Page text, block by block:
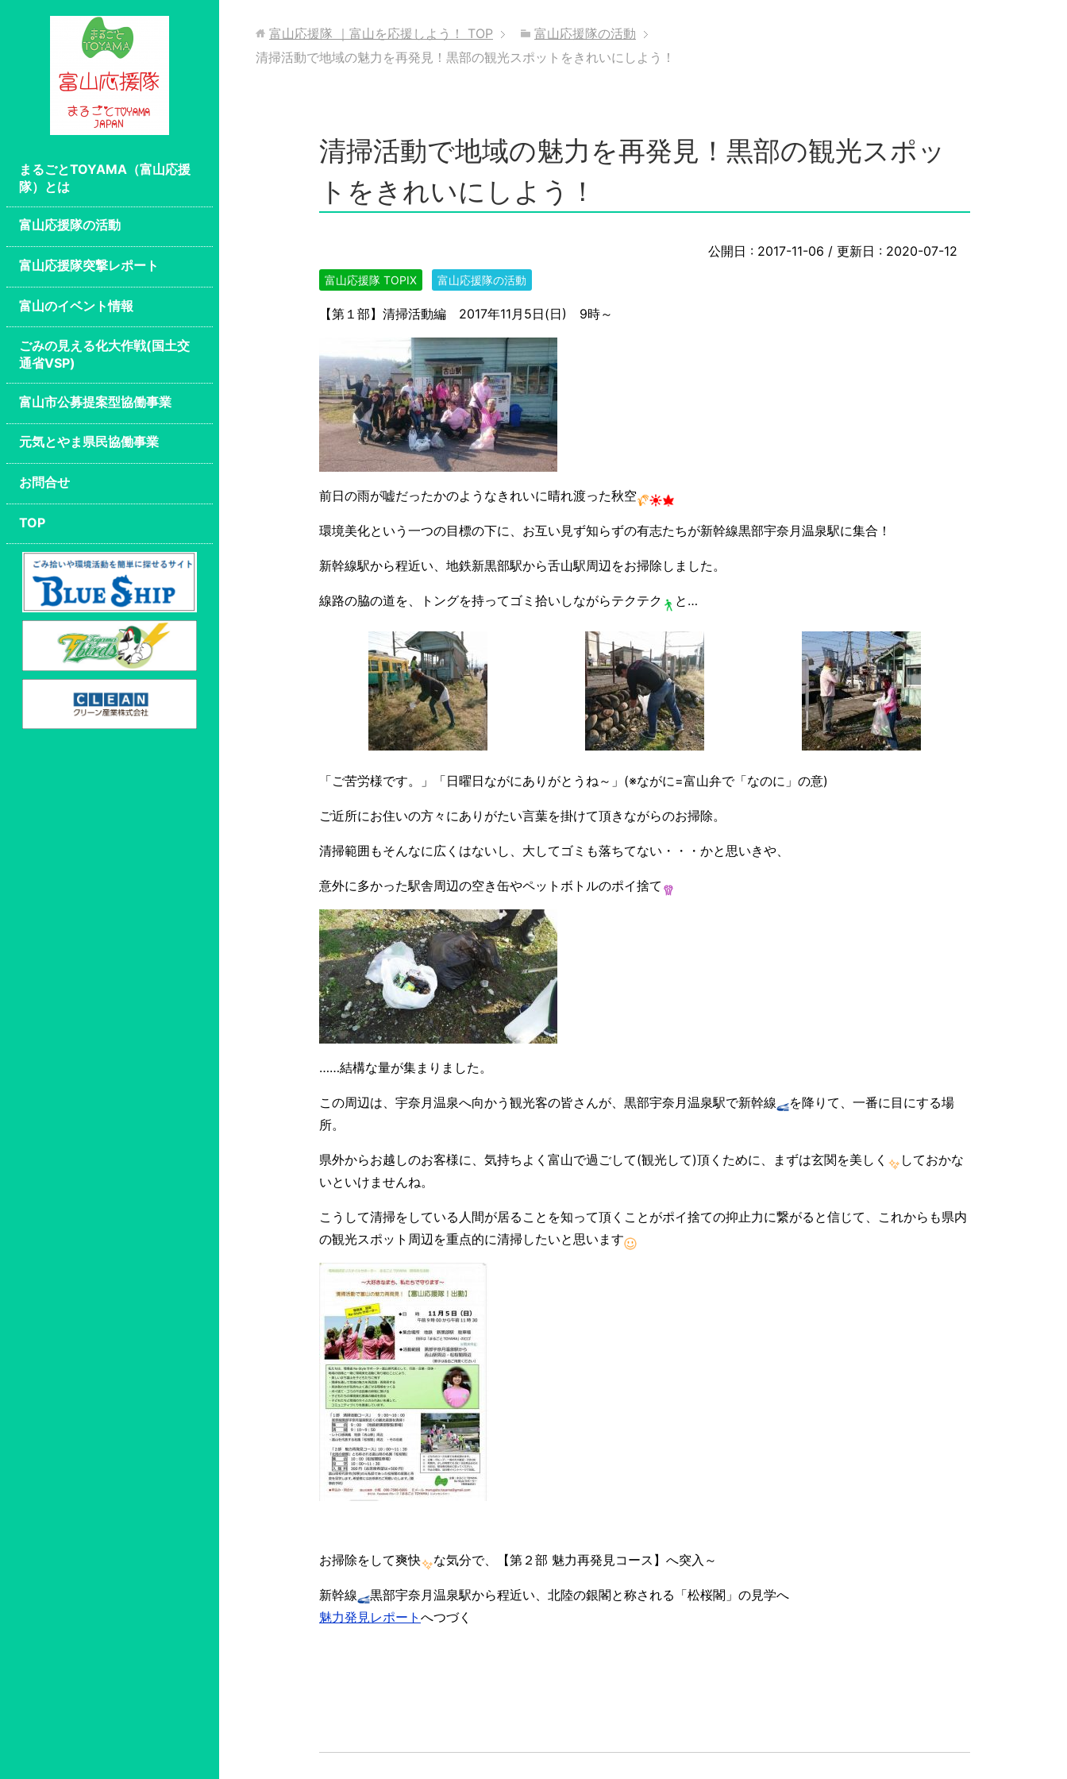
まるごとTOYAMA（富山応援
隊）とは
富山応援隊の活動
富山応援隊突撃レポート
富山のイベント情報
ごみの見える化大作戦(国土交
通省VSP)
富山市公募提案型協働事業
元気とやま県民協働事業
お問合せ
TOP
富山応援隊 ｜富山を応援しよう！ TOP
富山応援隊の活動
清掃活動で地域の魅力を再発見！黒部の観光スポットをきれいにしよう！
清掃活動で地域の魅力を再発見！黒部の観光スポッ
トをきれいにしよう！
公開日 : 2017-11-06 / 更新日 : 2020-07-12
富山応援隊 TOPIX 富山応援隊の活動
【第１部】清掃活動編 2017年11月5日(日) 9時～
前日の雨が嘘だったかのようなきれいに晴れ渡った秋空
環境美化という一つの目標の下に、お互い見ず知らずの有志たちが新幹線黒部宇奈月温泉駅に集合！
新幹線駅から程近い、地鉄新黒部駅から舌山駅周辺をお掃除しました。
線路の脇の道を、トングを持ってゴミ拾いしながらテクテク と…
「ご苦労様です。」「日曜日ながにありがとうね～」(※ながに=富山弁で「なのに」の意)
ご近所にお住いの方々にありがたい言葉を掛けて頂きながらのお掃除。
清掃範囲もそんなに広くはないし、大してゴミも落ちてない・・・かと思いきや、
意外に多かった駅舎周辺の空き缶やペットボトルのポイ捨て
……結構な量が集まりました。
この周辺は、宇奈月温泉へ向かう観光客の皆さんが、黒部宇奈月温泉駅で新幹線
を降りて、一番に目にする場
所。
県外からお越しのお客様に、気持ちよく富山で過ごして(観光して)頂くために、まずは玄関を美しく
しておかな
いといけませんね。
こうして清掃をしている人間が居ることを知って頂くことがポイ捨ての抑止力に繋がると信じて、これからも県内
の観光スポット周辺を重点的に清掃したいと思います
お掃除をして爽快 な気分で、【第２部 魅力再発見コース】へ突入～
新幹線
黒部宇奈月温泉駅から程近い、北陸の銀閣と称される「松桜閣」の見学へ
魅力発見レポート へつづく